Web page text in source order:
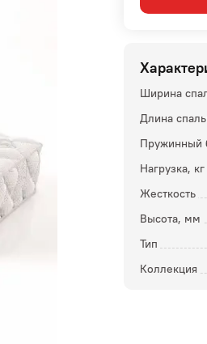
Мебель со скидкой
Ширина
Длина
Пружинный
Нагрузка, кг
Жесткость
Высота, мм
Тип
Коллекция